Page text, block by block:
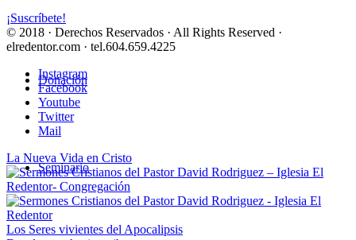
Donación
Seminario
¡Suscríbete!
© 2018 · Derechos Reservados · All Rights Reserved ·
elredentor.com · tel.604.659.4225
Instagram
Facebook
Youtube
Twitter
Mail
La Nueva Vida en Cristo
Los Seres vivientes del Apocalipsis